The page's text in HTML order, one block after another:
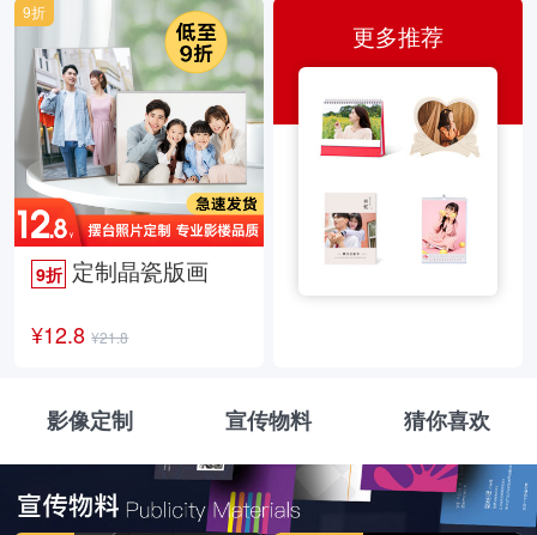
9折 定制晶瓷版画
¥12.8 ¥21.8
9折
更多推荐
影像定制 宣传物料 猜你喜欢